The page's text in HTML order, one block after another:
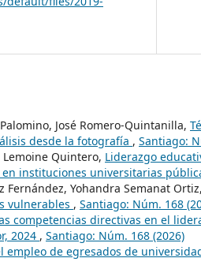
José Romero-Quintanilla,
desde la fotografía , Santiago:
Lemoine Quintero, Liderazgo
instituciones universitarias
Yohandra Semanat Ortiz,
vulnerables , Santiago: Núm. 168
competencias directivas en el
2024 , Santiago: Núm. 168 (2026)
empleo de egresados de